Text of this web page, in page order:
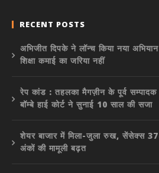
RECENT POSTS
अभिजीत दिपके ने लॉन्च किया नया
शिक्षा कमाई का जरिया नहीं
रेप कांड : तहलका मैगज़ीन के पूर्व
बॉम्बे हाई कोर्ट ने सुनाई 10 साल की सजा
शेयर बाजार में मिला-जुला रुख, सेंसेक्स
अंकों की मामूली बढ़त